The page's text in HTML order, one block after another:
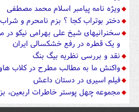
ویژه نامه پیامبر اسلام محمد مصطفی
دختر بوتراب کجا ؟ بزم نامحرم و
سخنرانیهای شیخ علی بهرامی نیکو در
و یک قطره در رفع خشکسالی ایران
نقد و بررسی نظریه بیگ بنگ
واکنش ما به مطالب مطرح در کلاب
فیلم اسیری در دستان داعش
مجموعه چهل پوستر خاطرات اربعین،